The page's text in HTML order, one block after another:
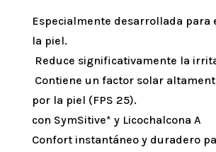
Especialmente desarrollada para
la piel.
Reduce significativamente la
Contiene un factor solar
por la piel (FPS 25).
con SymSitive* y Licochalcona A
Confort instantáneo y duradero